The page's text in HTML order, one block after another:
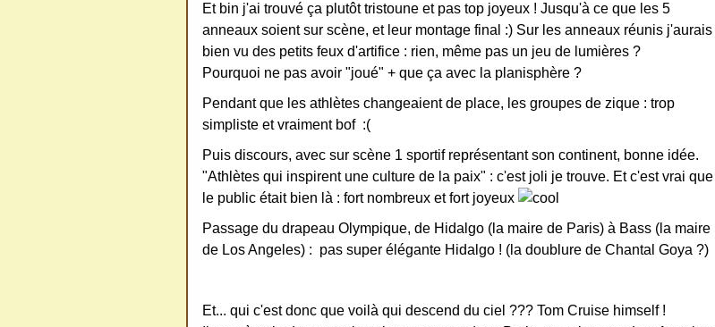
Et bin j'ai trouvé ça plutôt tristoune et pas top joyeux ! Jusqu'à ce que les 5
anneaux soient sur scène, et leur montage final :) Sur les anneaux réunis j'aurais
bien vu des petits feux d'artifice : rien, même pas un jeu de lumières ?
Pourquoi ne pas avoir "joué" + que ça avec la planisphère ?
Pendant que les athlètes changeaient de place, les groupes de zique : trop
simpliste et vraiment bof :(
Puis discours, avec sur scène 1 sportif représentant son continent, bonne idée.
"Athlètes qui inspirent une culture de la paix" : c'est joli je trouve. Et c'est vrai que
le public était bien là : fort nombreux et fort joyeux
Passage du drapeau Olympique, de Hidalgo (la maire de Paris) à Bass (la maire
de Los Angeles) : pas super élégante Hidalgo ! (la doublure de Chantal Goya ?)
Et... qui c'est donc que voilà qui descend du ciel ??? Tom Cruise himself !